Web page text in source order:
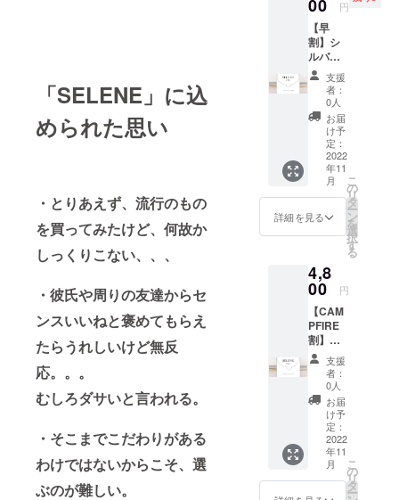
「SELENE」に込
められた思い
・とりあえず、流行のもの
を買ってみたけど、何故か
しっくりこない、、、
・彼氏や周りの友達からセ
ンスいいねと褒めてもらえ
たらうれしいけど無反
応。。。
むしろダサいと言われる。
・そこまでこだわりがある
わけではないからこそ、選
ぶのが難しい。
00 円
【早
割】シ
ルバー
ブレス
レット
『シー
ラ』 ※
送料込
みの価
格で
す。 一
般販売
価格：
5,000円
支援
者：
0人
お届
け予
定：
2022
年11
月
詳細を見る
こ
の
リ
タ
ー
ン
を
選
択
す
る
4,8
00 円
【CAM
PFIRE
割】シ
ルバー
ブレス
レット
※送料込
みの価
格で
す。 一
般販売
価格：
5,000円
支援
者：
0人
お届
け予
定：
2022
年11
月
こ
の
リ
タ
ー